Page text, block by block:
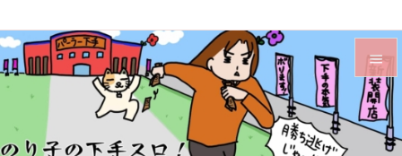


メニュ
